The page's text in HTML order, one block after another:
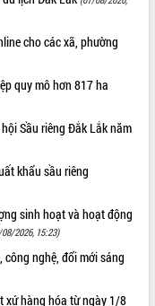
cho các xã, phường
quy mô hơn 817 ha
Sầu riêng Đắk Lắk năm
khẩu sầu riêng
sinh hoạt và hoạt động
2026, 15:23)
nghệ, đổi mới sáng
xứ hàng hóa từ ngày 1/8